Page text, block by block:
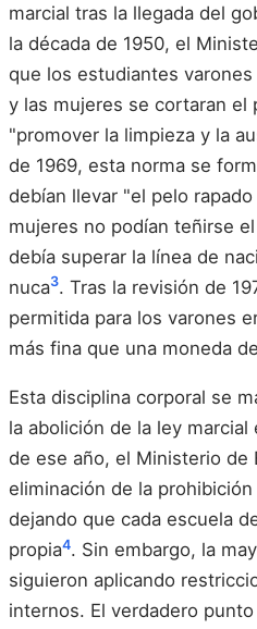
marcial tras la llegada del
la década de 1950, el
que los estudiantes
y las mujeres se cortaran
"promover la limpieza y la
de 1969, esta norma se
debían llevar "el pelo
mujeres no podían teñirse
debía superar la línea de
nuca3. Tras la revisión de
permitida para los varones
más fina que una moneda
Esta disciplina corporal se
la abolición de la ley marcial
de ese año, el Ministerio de
eliminación de la
dejando que cada escuela
propia4. Sin embargo, la
siguieron aplicando
internos. El verdadero